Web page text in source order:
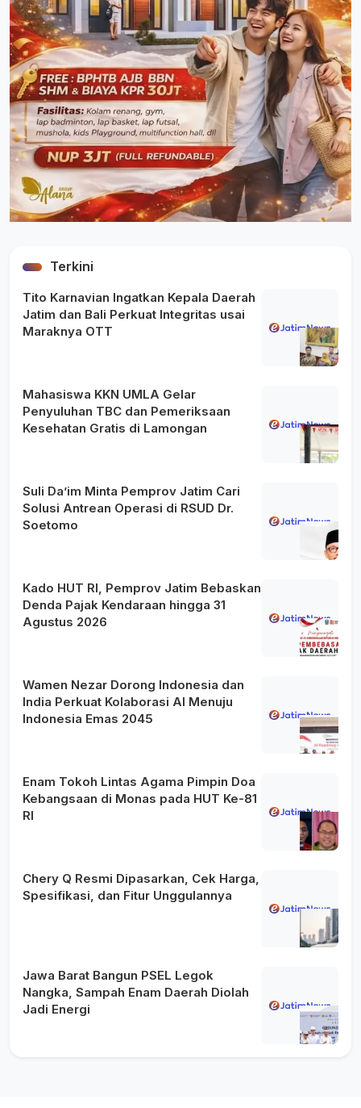
Terkini
Tito Karnavian Ingatkan Kepala Daerah
Jatim dan Bali Perkuat Integritas usai
Maraknya OTT
Mahasiswa KKN UMLA Gelar
Penyuluhan TBC dan Pemeriksaan
Kesehatan Gratis di Lamongan
Suli Da’im Minta Pemprov Jatim Cari
Solusi Antrean Operasi di RSUD Dr.
Soetomo
Kado HUT RI, Pemprov Jatim Bebaskan
Denda Pajak Kendaraan hingga 31
Agustus 2026
Wamen Nezar Dorong Indonesia dan
India Perkuat Kolaborasi AI Menuju
Indonesia Emas 2045
Enam Tokoh Lintas Agama Pimpin Doa
Kebangsaan di Monas pada HUT Ke-81
RI
Chery Q Resmi Dipasarkan, Cek Harga,
Spesifikasi, dan Fitur Unggulannya
Jawa Barat Bangun PSEL Legok
Nangka, Sampah Enam Daerah Diolah
Jadi Energi